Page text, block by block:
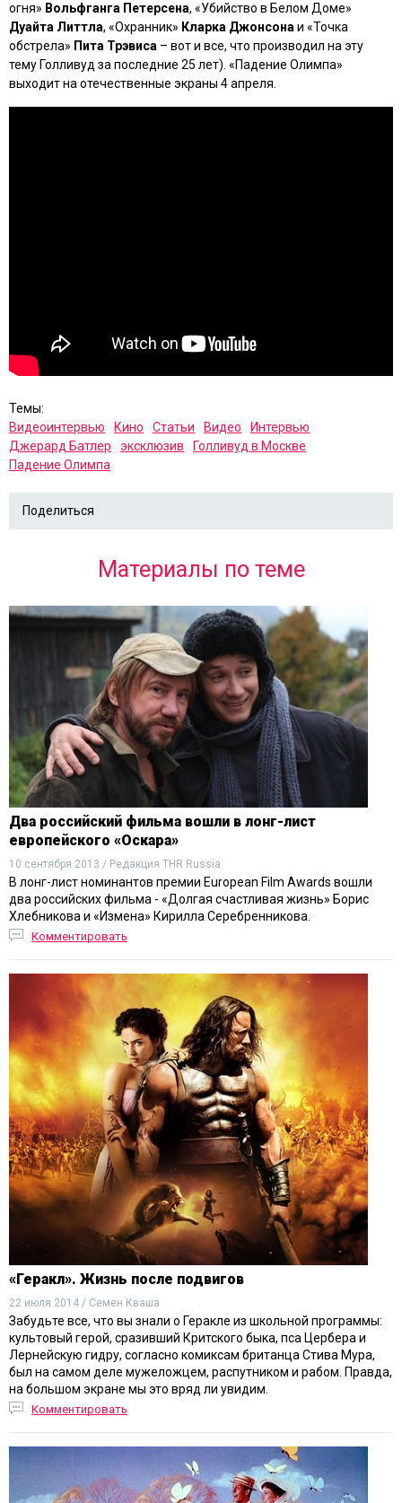
огня» Вольфганга Петерсена, «Убийство в Белом Доме»
Дуайта Литтла, «Охранник» Кларка Джонсона и «Точка
обстрела» Пита Трэвиса – вот и все, что производил на эту
тему Голливуд за последние 25 лет). «Падение Олимпа»
выходит на отечественные экраны 4 апреля.
Темы:
Видеоинтервью
Кино Статьи Видео
Интервью
Джерард Батлер
эксклюзив
Голливуд в Москве
Падение Олимпа
Поделиться
Материалы по теме
Два российский фильма вошли в лонг-лист
европейского «Оскара»
10 сентября 2013 / Редакция THR Russia
В лонг-лист номинантов премии European Film Awards вошли
два российских фильма - «Долгая счастливая жизнь» Борис
Хлебникова и «Измена» Кирилла Серебренникова.
Комментировать
«Геракл». Жизнь после подвигов
22 июля 2014 / Семен Кваша
Забудьте все, что вы знали о Геракле из школьной программы:
культовый герой, сразивший Критского быка, пса Цербера и
Лернейскую гидру, согласно комиксам британца Стива Мура,
был на самом деле мужеложцем, распутником и рабом. Правда,
на большом экране мы это вряд ли увидим.
Комментировать